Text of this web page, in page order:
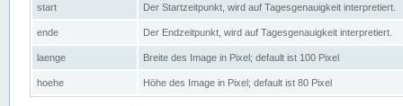
start Der Startzeitpunkt, wird auf Tagesgenauigkeit interpretiert.
ende Der Endzeitpunkt, wird auf Tagesgenauigkeit interpretiert.
laenge Breite des Image in Pixel; default ist 100 Pixel
hoehe Höhe des Image in Pixel; default ist 80 Pixel